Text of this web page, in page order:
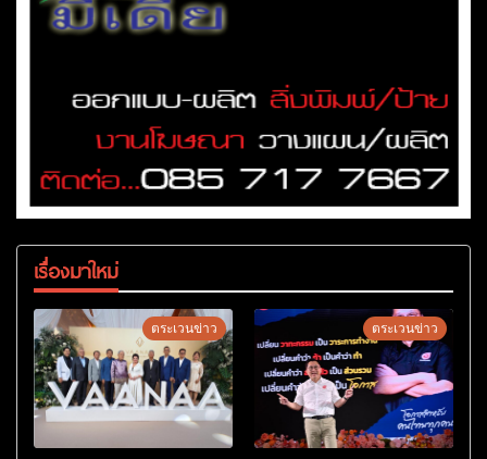
เรื่องมาใหม่
ตระเวนข่าว ตระเวนข่าว